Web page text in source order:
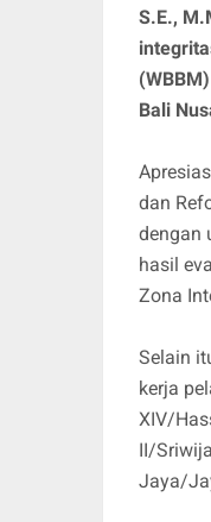
S.E.,
Bali
dan
dengan
hasil
Zona
Selain
kerja
XIV/
II/
Jaya/